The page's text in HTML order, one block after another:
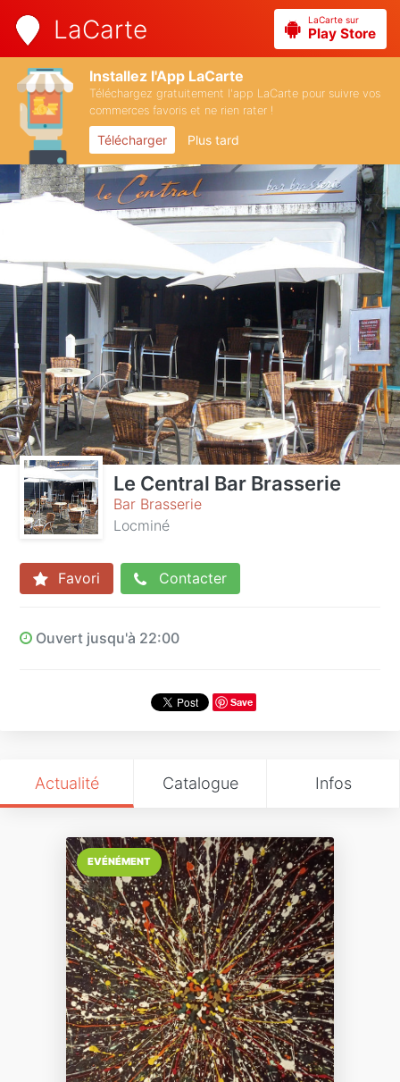
LaCarte LaCarte sur
Play Store
Installez l'App LaCarte
Téléchargez gratuitement l'app LaCarte pour suivre vos
commerces favoris et ne rien rater !
Télécharger Plus tard
Le Central Bar Brasserie
Bar Brasserie
Locminé
Favori Contacter
Ouvert jusqu'à 22:00
Save
Actualité Catalogue Infos
EVÉNÉMENT